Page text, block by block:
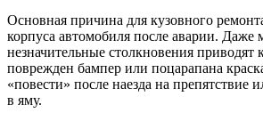
Основная причина для кузовного
корпуса автомобиля после аварии. Даже
незначительные столкновения приводят
поврежден бампер или поцарапана
«повести» после наезда на препятствие
в яму.